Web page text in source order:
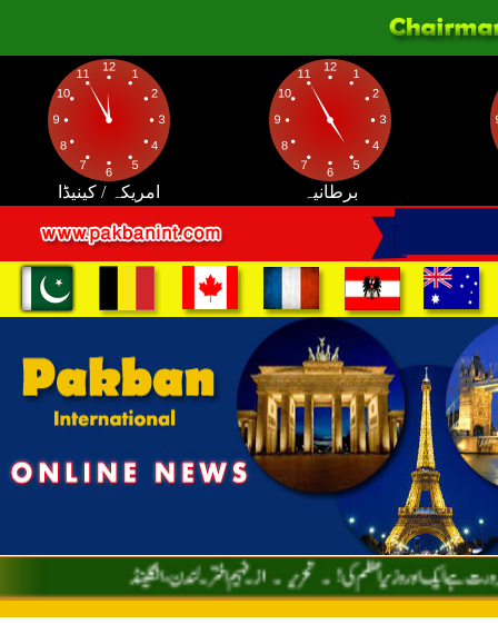
امریکہ / کینیڈا برطانیہ